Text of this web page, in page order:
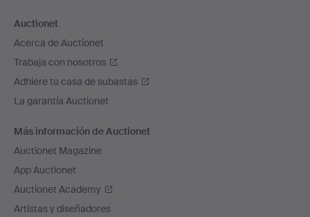
Auctionet
Acerca de Auctionet
Trabaja con nosotros
Adhiere tu casa de subastas
La garantía Auctionet
Más información de Auctionet
Auctionet Magazine
App Auctionet
Auctionet Academy
Artistas y diseñadores